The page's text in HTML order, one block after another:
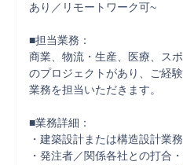
あり／リモートワーク可~
■担当業務：
商業、物流・生産、医療、ス
のプロジェクトがあり、ご経
業務を担当いただきます。
■業務詳細：
・建築設計または構造設計業務
・発注者／関係各社との打合